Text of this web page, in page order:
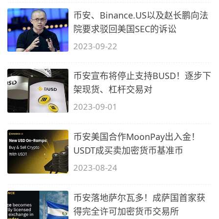
币安、Binance.US以及赵长鹏向法
院要求驳回美国SEC的诉讼
2023-09-22
币安宣布将停止支持BUSD！逐步下
架现货、杠杆交易对
2023-09-01
币安美国合作MoonPay出入金！
USDT成买卖加密货币基准币
2023-08-24
币安落地萨尔瓦多！成萨国首家获
得完全许可加密货币交易所